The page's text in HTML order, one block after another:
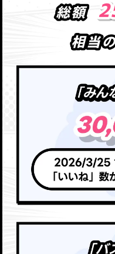
総額
総額
相当
相当